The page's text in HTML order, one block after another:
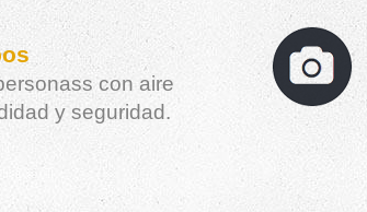
con aire
y seguridad.